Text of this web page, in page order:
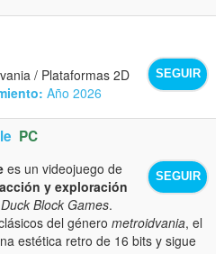
SEGUIR
/ Plataformas 2D
Año 2026
PC
SEGUIR
es un videojuego de
y exploración
Duck Block Games.
del génerometroidvania, el
estética retro de 16 bits y sigue